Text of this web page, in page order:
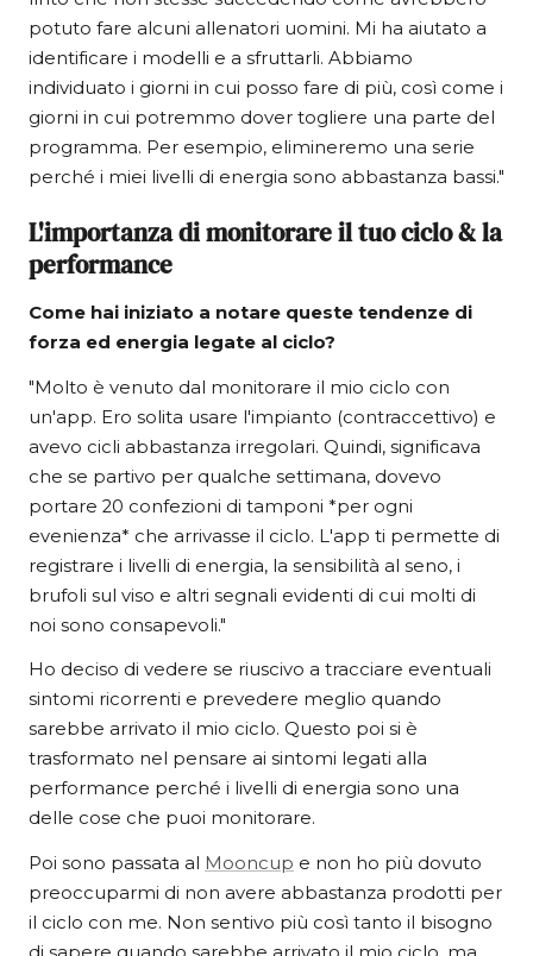
potuto fare alcuni allenatori uomini. Mi ha aiutato a
identificare i modelli e a sfruttarli. Abbiamo
individuato i giorni in cui posso fare di più, così come i
giorni in cui potremmo dover togliere una parte del
programma. Per esempio, elimineremo una serie
perché i miei livelli di energia sono abbastanza bassi."
L'importanza di monitorare il tuo ciclo & la
performance
Come hai iniziato a notare queste tendenze di
forza ed energia legate al ciclo?
"Molto è venuto dal monitorare il mio ciclo con
un'app. Ero solita usare l'impianto (contraccettivo) e
avevo cicli abbastanza irregolari. Quindi, significava
che se partivo per qualche settimana, dovevo
portare 20 confezioni di tamponi *per ogni
evenienza* che arrivasse il ciclo. L'app ti permette di
registrare i livelli di energia, la sensibilità al seno, i
brufoli sul viso e altri segnali evidenti di cui molti di
noi sono consapevoli."
Ho deciso di vedere se riuscivo a tracciare eventuali
sintomi ricorrenti e prevedere meglio quando
sarebbe arrivato il mio ciclo. Questo poi si è
trasformato nel pensare ai sintomi legati alla
performance perché i livelli di energia sono una
delle cose che puoi monitorare.
Poi sono passata al Mooncup e non ho più dovuto
preoccuparmi di non avere abbastanza prodotti per
il ciclo con me. Non sentivo più così tanto il bisogno